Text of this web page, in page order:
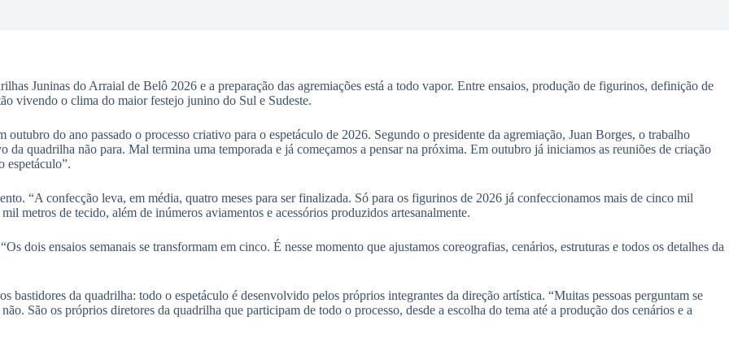
Juninas do Arraial de Belô 2026 e a preparação das agremiações está a todo vapor. Entre ensaios, produção de figurinos, definição de
vivendo o clima do maior festejo junino do Sul e Sudeste.
do ano passado o processo criativo para o espetáculo de 2026. Segundo o presidente da agremiação, Juan Borges, o trabalho
quadrilha não para. Mal termina uma temporada e já começamos a pensar na próxima. Em outubro já iniciamos as reuniões de criação
espetáculo”.
“A confecção leva, em média, quatro meses para ser finalizada. Só para os figurinos de 2026 já confeccionamos mais de cinco mil
metros de tecido, além de inúmeros aviamentos e acessórios produzidos artesanalmente.
dois ensaios semanais se transformam em cinco. É nesse momento que ajustamos coreografias, cenários, estruturas e todos os detalhes da
bastidores da quadrilha: todo o espetáculo é desenvolvido pelos próprios integrantes da direção artística. “Muitas pessoas perguntam se
São os próprios diretores da quadrilha que participam de todo o processo, desde a escolha do tema até a produção dos cenários e a